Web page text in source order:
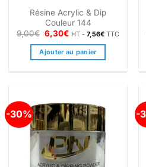
Résine Acrylic & Dip
Couleur 144
9,00€ Le
prix
initial
était :
6,30€Le
actuel
est :
HT -7,56€ TTC
Ajouter au panier
-30% -